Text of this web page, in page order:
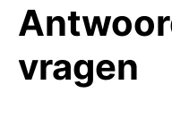
vragen